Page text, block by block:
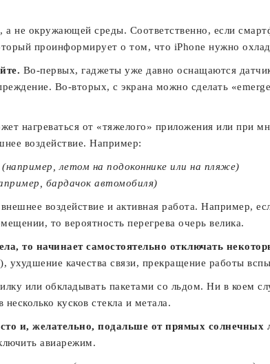
не окружающей среды. Соответственно, если
проинформирует о том, что iPhone нужно
Во-первых, гаджеты уже давно оснащаются
Во-вторых, с экрана можно сделать
нагреваться от «тяжелого» приложения или при
воздействие. Например:
летом на подоконнике или на пляже)
бардачок автомобиля)
воздействие и активная работа. Например,
то вероятность перегрева очерь велика.
то начинает самостоятельно отключать
ухудшение качества связи, прекращение работы
или обкладывать пакетами со льдом. Ни в коем
кусков стекла и метала.
и, желательно, подальше от прямых солнечных
авиарежим.